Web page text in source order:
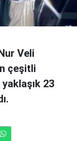
Veli
çeşitli
23